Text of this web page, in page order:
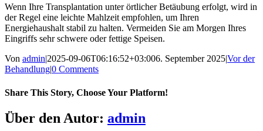
Wenn Ihre Transplantation unter örtlicher Betäubung erfolgt, wird in
der Regel eine leichte Mahlzeit empfohlen, um Ihren
Energiehaushalt stabil zu halten. Vermeiden Sie am Morgen Ihres
Eingriffs sehr schwere oder fettige Speisen.
Von admin|2025-09-06T06:16:52+03:006. September 2025|Vor der
Behandlung|0 Comments
Share This Story, Choose Your Platform!
Facebook
X
Bluesky
Reddit
LinkedIn
WhatsApp
Telegram
Tumblr
Pinterest
Xing
E-
Mail
Über den Autor: admin